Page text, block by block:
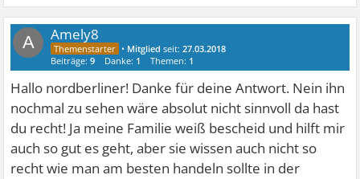
A Amely8
• Mitglied seit:27.03.2018
Beiträge:9 Danke: 1 Themen: 1
Hallo nordberliner! Danke für deine Antwort. Nein ihn
nochmal zu sehen wäre absolut nicht sinnvoll da hast
du recht! Ja meine Familie weiß bescheid und hilft mir
auch so gut es geht, aber sie wissen auch nicht so
recht wie man am besten handeln sollte in der